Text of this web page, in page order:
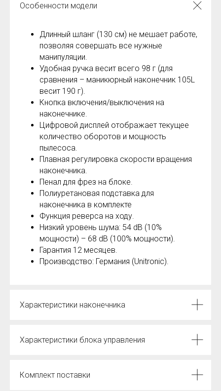
Особенности модели
Длинный шланг (130 см) не мешает работе,
позволяя совершать все нужные
манипуляции.
Удобная ручка весит всего 98 г (для
сравнения – маникюрный наконечник 105L
весит 190 г).
Кнопка включения/выключения на
наконечнике.
Цифровой дисплей отображает текущее
количество оборотов и мощность
пылесоса.
Плавная регулировка скорости вращения
наконечника.
Пенал для фрез на блоке.
Полиуретановая подставка для
наконечника в комплекте
Функция реверса на ходу.
Низкий уровень шума: 54 dB (10%
мощности) – 68 dB (100% мощности).
Гарантия 12 месяцев.
Производство: Германия (Unitronic).
Характеристики наконечника
Характеристики блока управления
Комплект поставки